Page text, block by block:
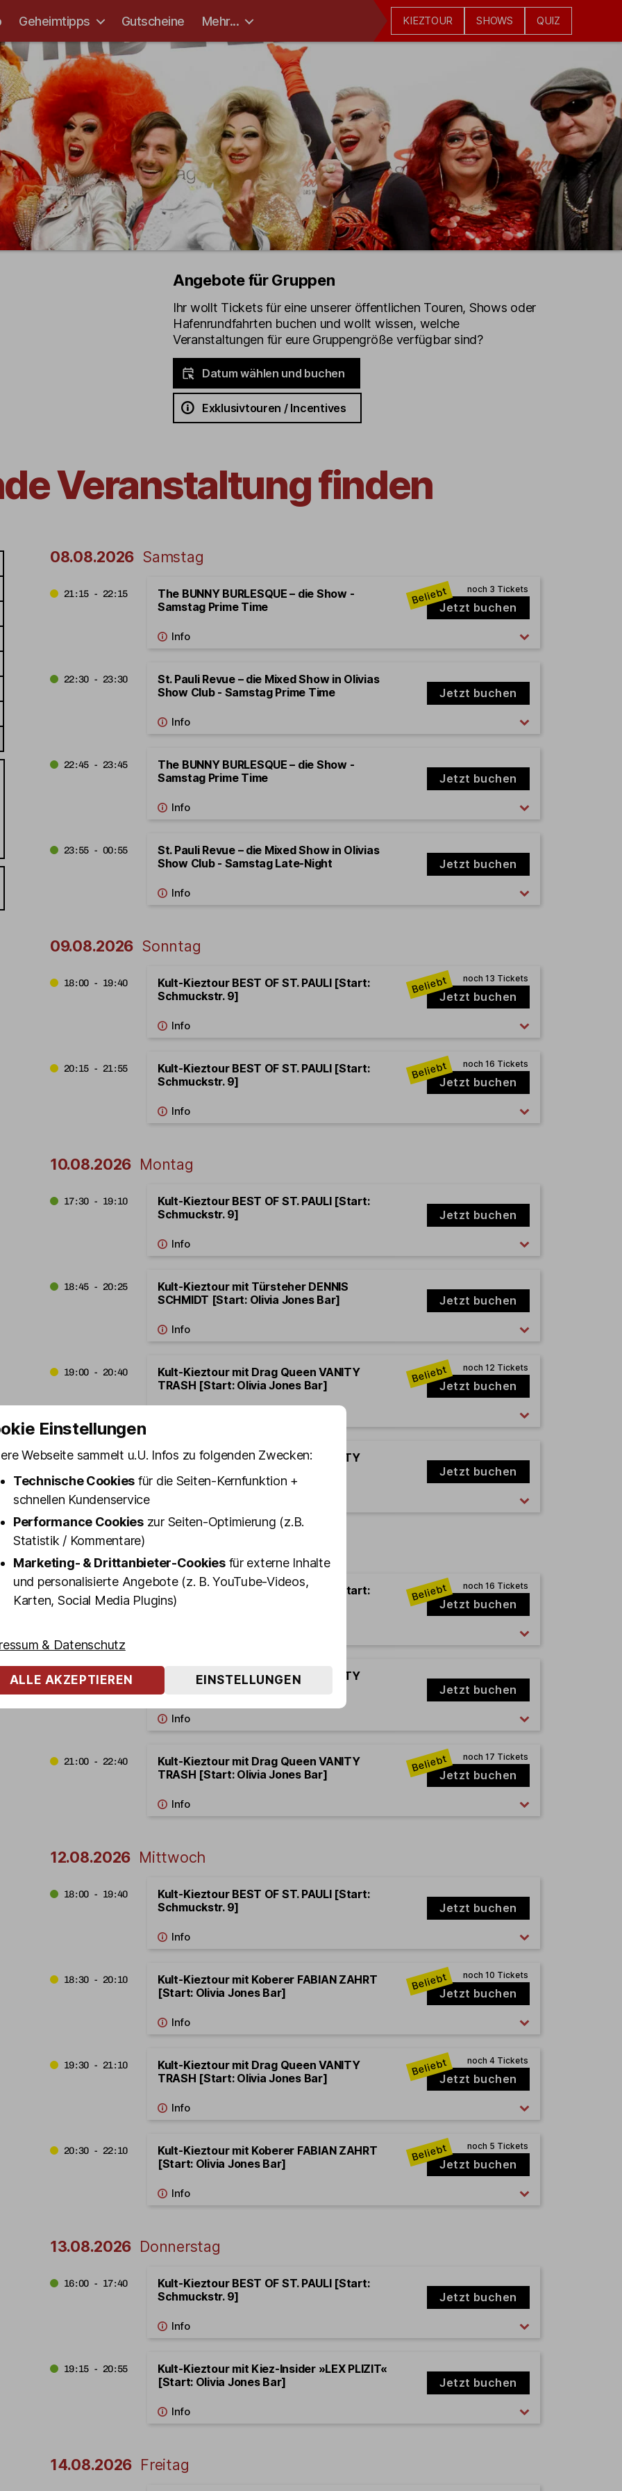
Geheimtipps Gutscheine Mehr... KIEZTOUR SHOWS QUIZ
Angebote für Gruppen
Ihr wollt Tickets für eine unserer öffentlichen Touren, Shows oder
Hafenrundfahrten buchen und wollt wissen, welche
Veranstaltungen für eure Gruppengröße verfügbar sind?
Datum wählen und buchen
Exklusivtouren / Incentives
Veranstaltung finden
08.08.2026 Samstag
21:15 - 22:15
The BUNNY BURLESQUE – die Show -
Samstag Prime Time
Jetzt buchen
22:30 - 23:30
St. Pauli Revue – die Mixed Show in Olivias
Show Club - Samstag Prime Time
Jetzt buchen
22:45 - 23:45
The BUNNY BURLESQUE – die Show -
Samstag Prime Time
Jetzt buchen
23:55 - 00:55
St. Pauli Revue – die Mixed Show in Olivias
Show Club - Samstag Late-Night
Jetzt buchen
09.08.2026 Sonntag
18:00 - 19:40
Kult-Kieztour BEST OF ST. PAULI [Start:
Schmuckstr. 9]
Jetzt buchen
20:15 - 21:55
Kult-Kieztour BEST OF ST. PAULI [Start:
Schmuckstr. 9]
Jetzt buchen
10.08.2026 Montag
17:30 - 19:10
Kult-Kieztour BEST OF ST. PAULI [Start:
Schmuckstr. 9]
Jetzt buchen
18:45 - 20:25
Kult-Kieztour mit Türsteher DENNIS
SCHMIDT [Start: Olivia Jones Bar]
Jetzt buchen
19:00 - 20:40
Kult-Kieztour mit Drag Queen VANITY
TRASH [Start: Olivia Jones Bar]
Jetzt buchen
21:00 - 22:40
Kult-Kieztour mit Drag Queen VANITY
Jetzt buchen
11.08.2026 Dienstag
Kult-Kieztour BEST OF ST. PAULI [Start:
Schmuckstr. 9]
Jetzt buchen
19:00 - 20:40
Kult-Kieztour mit Drag Queen VANITY
TRASH [Start: Olivia Jones Bar]
Jetzt buchen
21:00 - 22:40
Kult-Kieztour mit Drag Queen VANITY
TRASH [Start: Olivia Jones Bar]
Jetzt buchen
12.08.2026 Mittwoch
18:00 - 19:40
Kult-Kieztour BEST OF ST. PAULI [Start:
Schmuckstr. 9]
Jetzt buchen
18:30 - 20:10
Kult-Kieztour mit Koberer FABIAN ZAHRT
[Start: Olivia Jones Bar]
Jetzt buchen
19:30 - 21:10
Kult-Kieztour mit Drag Queen VANITY
TRASH [Start: Olivia Jones Bar]
Jetzt buchen
20:30 - 22:10
Kult-Kieztour mit Koberer FABIAN ZAHRT
[Start: Olivia Jones Bar]
Jetzt buchen
13.08.2026 Donnerstag
16:00 - 17:40
Kult-Kieztour BEST OF ST. PAULI [Start:
Schmuckstr. 9]
Jetzt buchen
19:15 - 20:55
Kult-Kieztour mit Kiez-Insider »LEX PLIZIT«
[Start: Olivia Jones Bar]
Jetzt buchen
14.08.2026 Freitag
Einstellungen
Webseite sammelt u.U. Infos zu folgenden Zwecken:
Technische Cookies für die Seiten-Kernfunktion +
schnellen Kundenservice
Performance Cookieszur Seiten-Optimierung (z.B.
Statistik / Kommentare)
Marketing- & Drittanbieter-Cookiesfür externe Inhalte
und personalisierte Angebote (z. B. YouTube-Videos,
Karten, Social Media Plugins)
& Datenschutz
ALLE AKZEPTIEREN EINSTELLUNGEN